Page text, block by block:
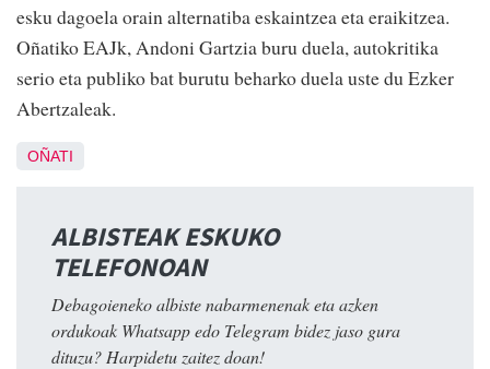
esku dagoela orain alternatiba eskaintzea eta eraikitzea.
Oñatiko EAJk, Andoni Gartzia buru duela, autokritika
serio eta publiko bat burutu beharko duela uste du Ezker
Abertzaleak.
OÑATI
ALBISTEAK ESKUKO
TELEFONOAN
Debagoieneko albiste nabarmenenak eta azken
ordukoak Whatsapp edo Telegram bidez jaso gura
dituzu? Harpidetu zaitez doan!